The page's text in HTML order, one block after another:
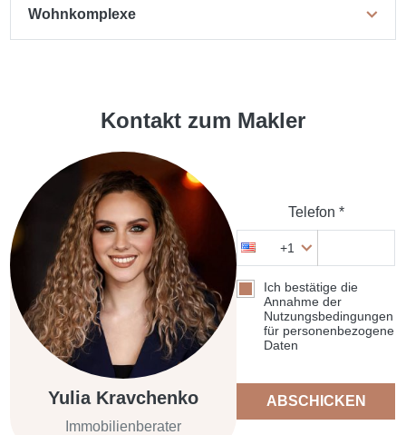
Wohnkomplexe
Kontakt zum Makler
Yulia Kravchenko
Immobilienberater
Telefon *
+1
Ich bestätige die
Annahme der
Nutzungsbedingungen
für personenbezogene
Daten
ABSCHICKEN